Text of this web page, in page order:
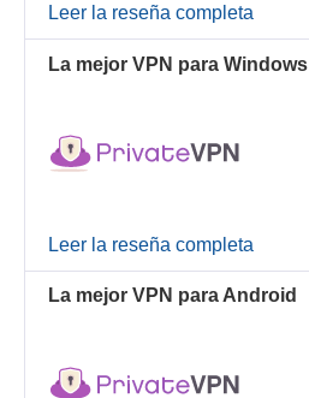
Leer la reseña completa
La mejor VPN para Windows
Leer la reseña completa
La mejor VPN para Android